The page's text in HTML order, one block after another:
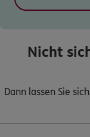
Nicht
Dann lassen Sie